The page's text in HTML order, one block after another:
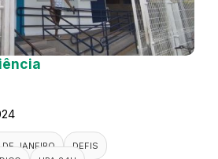
DE JANEIRO
DEFIS